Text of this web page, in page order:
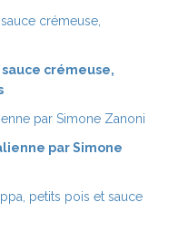
crémeuse,
par Simone